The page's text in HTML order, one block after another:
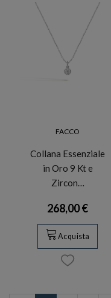
FACCO
Collana Essenziale
in Oro 9 Kt e
Zircon…
268,00 €
Acquista